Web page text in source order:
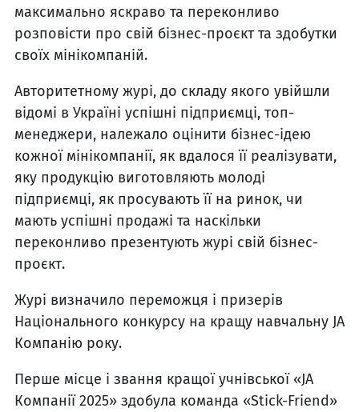
максимально яскраво та переконливо
розповісти про свій бізнес-проєкт та здобутки
своїх мінікомпаній.
Авторитетному журі, до складу якого увійшли
відомі в Україні успішні підприємці, топ-
менеджери, належало оцінити бізнес-ідею
кожної мінікомпанії, як вдалося її реалізувати,
яку продукцію виготовляють молоді
підприємці, як просувають її на ринок, чи
мають успішні продажі та наскільки
переконливо презентують журі свій бізнес-
проєкт.
Журі визначило переможця і призерів
Національного конкурсу на кращу навчальну JA
Компанію року.
Перше місце і звання кращої учнівської «JA
Компанії 2025» здобула команда «Stick-Friend»